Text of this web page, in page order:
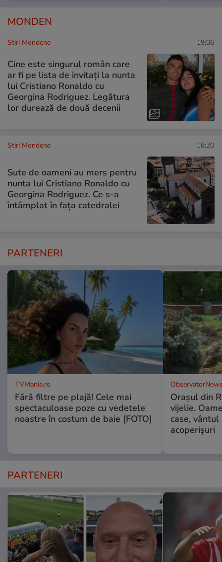
MONDEN
Stiri Mondene 19:06
Cine este singurul român care
ar fi pe lista de invitați la nunta
lui Cristiano Ronaldo cu
Georgina Rodriguez. Legătura
lor durează de două decenii
Stiri Mondene 18:20
Sute de oameni au mers pentru
nunta lui Cristiano Ronaldo cu
Georgina Rodriguez. Ce s-a
întâmplat în fața catedralei
PARTENERI
TVMania.ro
Fără filtre pe plajă! Cele mai
spectaculoase poze cu vedetele
noastre în costum de baie [FOTO]
Oraşul din
vijelie.
case,
acoperişuri
PARTENERI